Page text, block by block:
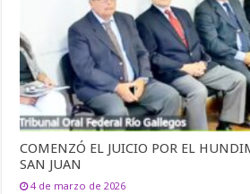
COMENZÓ EL JUICIO POR EL
SAN JUAN
4 de marzo de 2026